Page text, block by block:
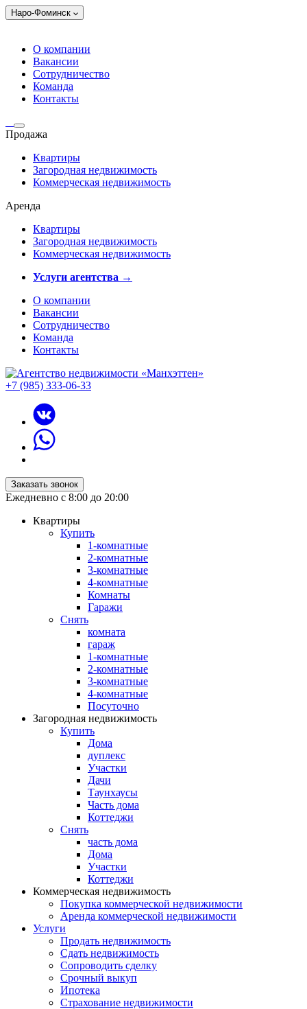
Наро-Фоминск
О компании
Вакансии
Сотрудничество
Команда
Контакты
Продажа
Квартиры
Загородная недвижимость
Коммерческая недвижимость
Аренда
Квартиры
Загородная недвижимость
Коммерческая недвижимость
Услуги агентства →
О компании
Вакансии
Сотрудничество
Команда
Контакты
+7 (985) 333-06-33
Заказать звонок
Ежедневно с 8:00 до 20:00
Квартиры
Купить
1-комнатные
2-комнатные
3-комнатные
4-комнатные
Комнаты
Гаражи
Снять
комната
гараж
1-комнатные
2-комнатные
3-комнатные
4-комнатные
Посуточно
Загородная недвижимость
Купить
Дома
дуплекс
Участки
Дачи
Таунхаусы
Часть дома
Коттеджи
Снять
часть дома
Дома
Участки
Коттеджи
Коммерческая недвижимость
Покупка коммерческой недвижимости
Аренда коммерческой недвижимости
Услуги
Продать недвижимость
Сдать недвижимость
Сопроводить сделку
Срочный выкуп
Ипотека
Страхование недвижимости